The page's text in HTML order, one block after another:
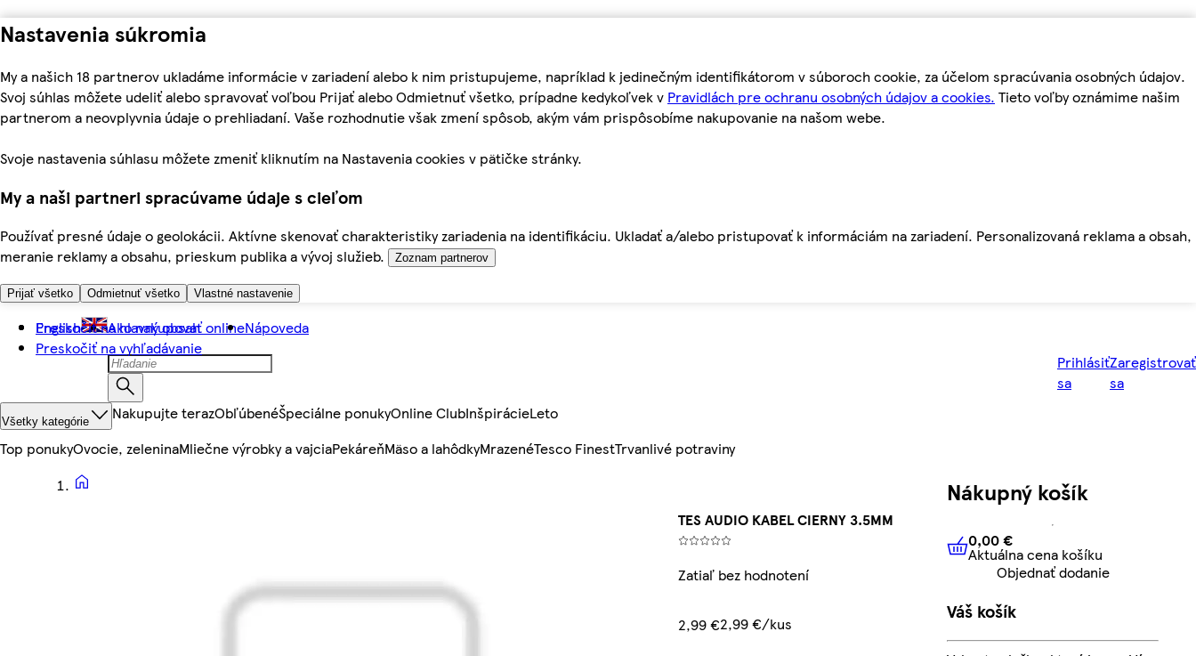
Nastavenia súkromia
My a našich 18 partnerov ukladáme informácie v zariadení alebo k nim pristupujeme, napríklad k jedinečným identifikátorom v súboroch cookie, za účelom spracúvania osobných údajov.
Svoj súhlas môžete udeliť alebo spravovať voľbou Prijať alebo Odmietnuť všetko, prípadne kedykoľvek v Pravidlách pre ochranu osobných údajov a cookies. Tieto voľby oznámime našim
partnerom a neovplyvnia údaje o prehliadaní. Vaše rozhodnutie však zmení spôsob, akým vám prispôsobíme nakupovanie na našom webe.
Svoje nastavenia súhlasu môžete zmeniť kliknutím na Nastavenia cookies v pätičke stránky.
My a naši partneri spracúvame údaje s cieľom
Používať presné údaje o geolokácii. Aktívne skenovať charakteristiky zariadenia na identifikáciu. Ukladať a/alebo pristupovať k informáciám na zariadení. Personalizovaná reklama a obsah,
meranie reklamy a obsahu, prieskum publika a vývoj služieb.
Zoznam partnerov
Prijať všetko Odmietnuť všetko Vlastné nastavenie
Preskočiť na hlavný obsah
Preskočiť na vyhľadávanie
English Ako nakupovať onlineNápoveda
Prihlásiť
sa
Zaregistrovať
sa
Všetky kategórie Nakupujte terazObľúbenéŠpeciálne ponukyOnline ClubInšpirácieLeto
Top ponukyOvocie, zeleninaMliečne výrobky a vajciaPekáreňMäso a lahôdkyMrazenéTesco FinestTrvanlivé potraviny
TES AUDIO KABEL CIERNY 3.5MM
Zatiaľ bez hodnotení
2,99 €2,99 €/kus
Nákupný košík
0,00 € Aktuálna cena košíku
0,00 €
Aktuálna cena košíku
Objednať dodanie
Váš košík